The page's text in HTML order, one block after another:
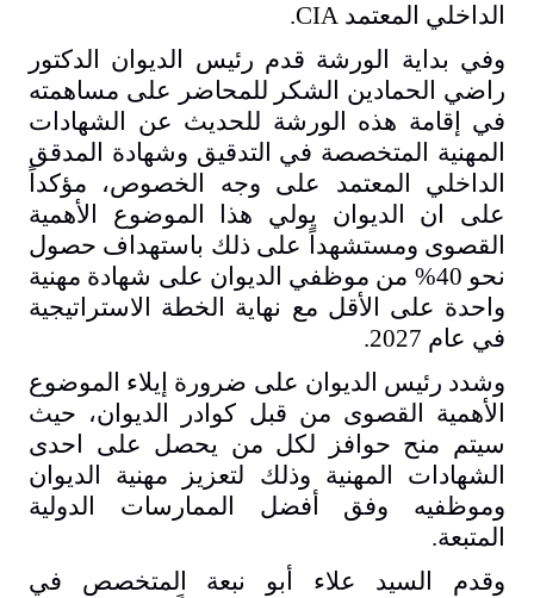
الداخلي المعتمد CIA
.
وفي بداية الورشة قدم رئيس الديوان الدكتور
راضي الحمادين الشكر للمحاضر على مساهمته
في إقامة هذه الورشة للحديث عن الشهادات
المهنية المتخصصة في التدقيق وشهادة المدقق
الداخلي المعتمد على وجه الخصوص، مؤكداً
على ان الديوان يولي هذا الموضوع الأهمية
القصوى ومستشهداً على ذلك باستهداف حصول
نحو 40% من موظفي الديوان على شهادة مهنية
واحدة على الأقل مع نهاية الخطة الاستراتيجية
في عام 2027.
وشدد رئيس الديوان على ضرورة إيلاء الموضوع
الأهمية القصوى من قبل كوادر الديوان، حيث
سيتم منح حوافز لكل من يحصل على احدى
الشهادات المهنية وذلك لتعزيز مهنية الديوان
وموظفيه وفق أفضل الممارسات الدولية
المتبعة.
وقدم السيد علاء أبو نبعة المتخصص في